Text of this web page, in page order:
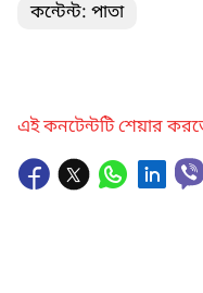
কন্টেন্ট: পাতা
এই কনটেন্টটি শেয়ার